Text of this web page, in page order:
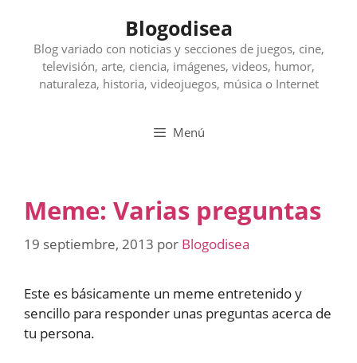
contenido
Blogodisea
Blog variado con noticias y secciones de juegos, cine,
televisión, arte, ciencia, imágenes, videos, humor,
naturaleza, historia, videojuegos, música o Internet
Menú
Meme: Varias preguntas
19 septiembre, 2013 por Blogodisea
Este es básicamente un meme entretenido y
sencillo para responder unas preguntas acerca de
tu persona.